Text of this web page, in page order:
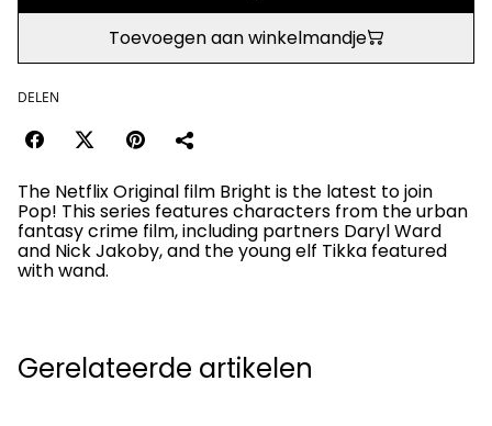
Toevoegen aan winkelmandje
DELEN
The Netflix Original film Bright is the latest to join
Pop! This series features characters from the urban
fantasy crime film, including partners Daryl Ward
and Nick Jakoby, and the young elf Tikka featured
with wand.
Gerelateerde artikelen